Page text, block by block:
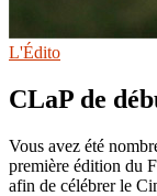
L'Édito
CLaP de
Vous avez été
première édition du
afin de célébrer le